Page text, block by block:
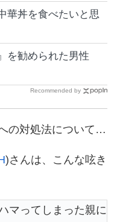
華丼を食べたいと思
を勧められた男性
Recommended by
の対処法について…
)さんは、こんな呟き
マってしまった親に